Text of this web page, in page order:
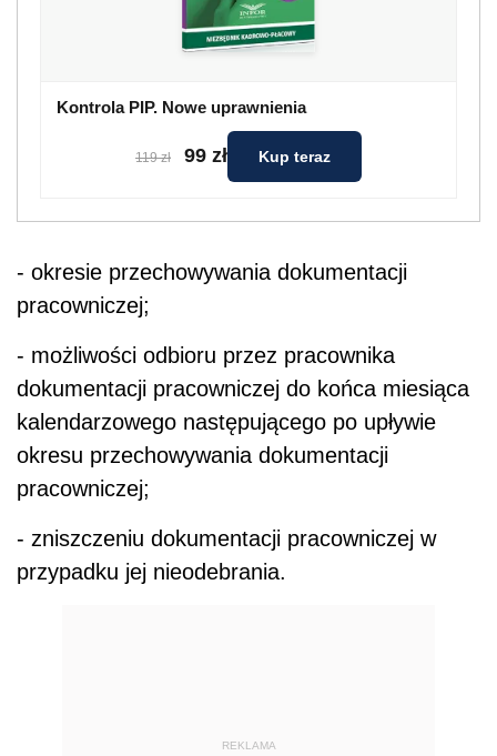
Kontrola PIP. Nowe uprawnienia
119 zł 99 zł Kup teraz
- okresie przechowywania dokumentacji
pracowniczej;
- możliwości odbioru przez pracownika
dokumentacji pracowniczej do końca miesiąca
kalendarzowego następującego po upływie
okresu przechowywania dokumentacji
pracowniczej;
- zniszczeniu dokumentacji pracowniczej w
przypadku jej nieodebrania.
REKLAMA